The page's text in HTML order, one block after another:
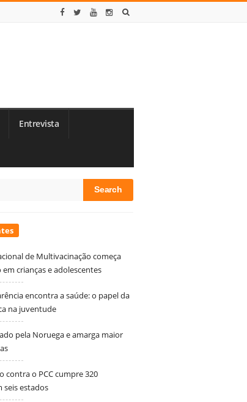
Entrevista
de Multivacinação começa
crianças e adolescentes
encontra a saúde: o papel da
na juventude
pela Noruega e amarga maior
contra o PCC cumpre 320
seis estados